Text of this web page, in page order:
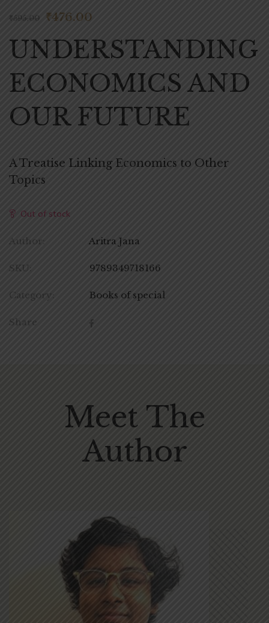
₹595.00 ₹476.00
UNDERSTANDING
ECONOMICS AND
OUR FUTURE
A Treatise Linking Economics to Other
Topics
Out of stock
Author: Aritra Jana
SKU: 9789349718166
Category: Books of special
Share
Meet The
Author